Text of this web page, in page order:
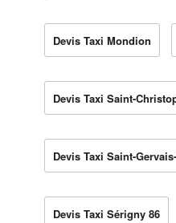
Devis Taxi Mondion
Devis Taxi Saint-
Devis Taxi Saint-
Devis Taxi Sérigny 86